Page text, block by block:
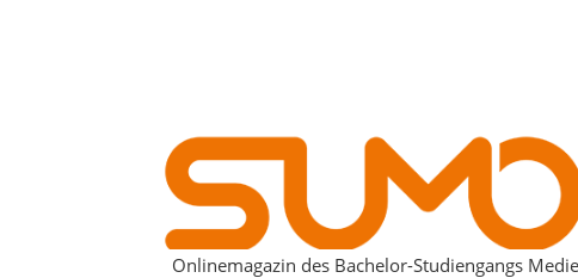
Onlinemagazin des Bachelor-Studiengangs